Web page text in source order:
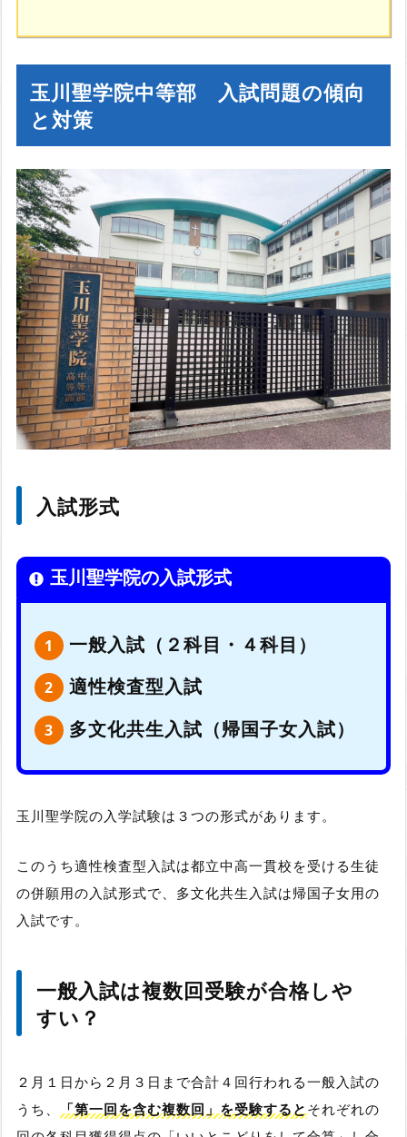
玉川聖学院中等部 入試問題の傾向
と対策
入試形式
玉川聖学院の入試形式
一般入試（２科目・４科目）
適性検査型入試
多文化共生入試（帰国子女入試）
玉川聖学院の入学試験は３つの形式があります。
このうち適性検査型入試は都立中高一貫校を受ける生徒
の併願用の入試形式で、多文化共生入試は帰国子女用の
入試です。
一般入試は複数回受験が合格しや
すい？
２月１日から２月３日まで合計４回行われる一般入試の
うち、
「第一回を含む複数回」を受験するとそれぞれの